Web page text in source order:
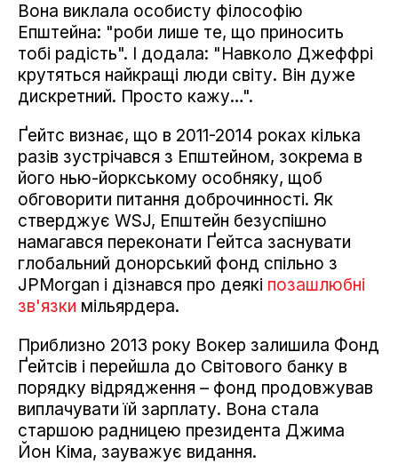
Вона виклала особисту філософію
Епштейна: "роби лише те, що приносить
тобі радість". І додала: "Навколо Джеффрі
крутяться найкращі люди світу. Він дуже
дискретний. Просто кажу…".
Ґейтс визнає, що в 2011-2014 роках кілька
разів зустрічався з Епштейном, зокрема в
його нью-йоркському особняку, щоб
обговорити питання доброчинності. Як
стверджує WSJ, Епштейн безуспішно
намагався переконати Ґейтса заснувати
глобальний донорський фонд спільно з
JPMorgan і дізнався про деякі позашлюбні
зв'язки мільярдера.
Приблизно 2013 року Вокер залишила Фонд
Ґейтсів і перейшла до Світового банку в
порядку відрядження – фонд продовжував
виплачувати їй зарплату. Вона стала
старшою радницею президента Джима
Йон Кіма, зауважує видання.